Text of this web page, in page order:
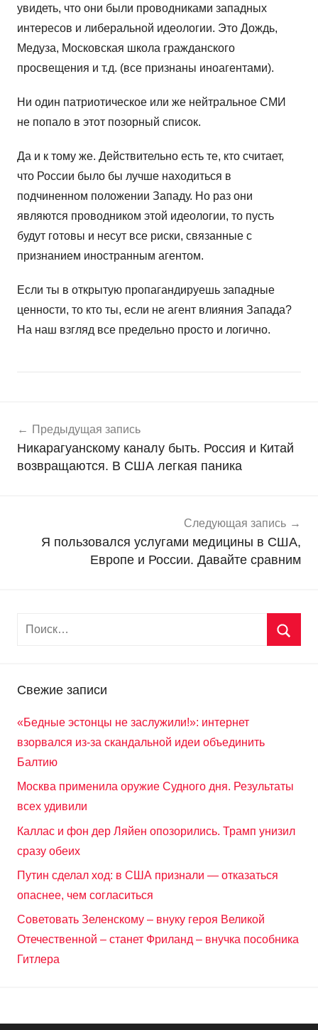
увидеть, что они были проводниками западных
интересов и либеральной идеологии. Это Дождь,
Медуза, Московская школа гражданского
просвещения и т.д. (все признаны иноагентами).
Ни один патриотическое или же нейтральное СМИ
не попало в этот позорный список.
Да и к тому же. Действительно есть те, кто считает,
что России было бы лучше находиться в
подчиненном положении Западу. Но раз они
являются проводником этой идеологии, то пусть
будут готовы и несут все риски, связанные с
признанием иностранным агентом.
Если ты в открытую пропагандируешь западные
ценности, то кто ты, если не агент влияния Запада?
На наш взгляд все предельно просто и логично.
о
в
о
по
записям
Предыдущая запись
Никарагуанскому каналу быть. Россия и Китай
возвращаются. В США легкая паника
Следующая запись
Я пользовался услугами медицины в США,
Европе и России. Давайте сравним
Свежие записи
«Бедные эстонцы не заслужили!»: интернет
взорвался из-за скандальной идеи объединить
Балтию
Москва применила оружие Судного дня. Результаты
всех удивили
Каллас и фон дер Ляйен опозорились. Трамп унизил
сразу обеих
Путин сделал ход: в США признали — отказаться
опаснее, чем согласиться
Советовать Зеленскому – внуку героя Великой
Отечественной – станет Фриланд – внучка пособника
Гитлера